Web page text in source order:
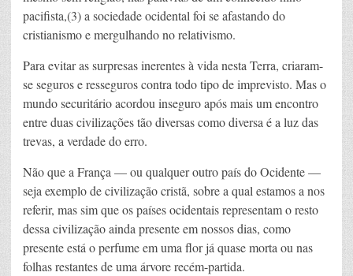
pacifista,(3) a sociedade ocidental foi se afastando do
cristianismo e mergulhando no relativismo.
Para evitar as surpresas inerentes à vida nesta Terra, criaram-
se seguros e resseguros contra todo tipo de imprevisto. Mas o
mundo securitário acordou inseguro após mais um encontro
entre duas civilizações tão diversas como diversa é a luz das
trevas, a verdade do erro.
Não que a França — ou qualquer outro país do Ocidente —
seja exemplo de civilização cristã, sobre a qual estamos a nos
referir, mas sim que os países ocidentais representam o resto
dessa civilização ainda presente em nossos dias, como
presente está o perfume em uma flor já quase morta ou nas
folhas restantes de uma árvore recém-partida.